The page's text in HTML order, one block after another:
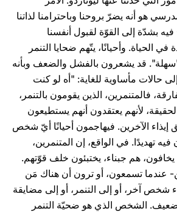
هو أنه يضرّ بروحنا وباحترامنا لذاتنا
بشدّة إلى القوّة لقبول أنفسنا
الحياة. وأحيانًا، يتّهم ضحايا التنمر
قد يشعرون بالفشل والضعف وبأنه
حالات مأساوية للغاية: "أه لو كنت
فالمتنمرين، الذين يقومون بالتنمر،
لأنهم يعتقدون أنهم يستطيعون
إيذاء الآخرين. فيهاجمون أحيانًا أيّ شخص
فيه تهديدًا. في الواقع، إن المتنمرين،
يخافون، هم جبناء، يختبئون خلف قوّتهم.
عندما تسمعون، أو ترون أن هناك مَن
شخص آخر، أو إلى التنمر، أو إلى مضايقة
الشخص الذي هو ضحيّة التنمر